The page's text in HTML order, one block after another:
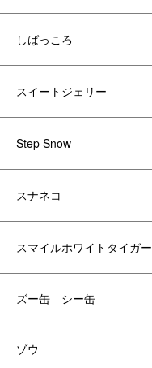
しばっころ
スイートジェリー
Step Snow
スナネコ
スマイルホワイトタイガー
ズー缶 シー缶
ゾウ